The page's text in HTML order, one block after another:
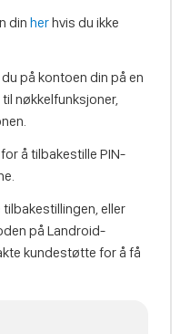
din herhvis du ikke
på kontoen din på en
nøkkelfunksjoner,
å tilbakestille PIN-
eller
på Landroid-
kundestøtte for å få